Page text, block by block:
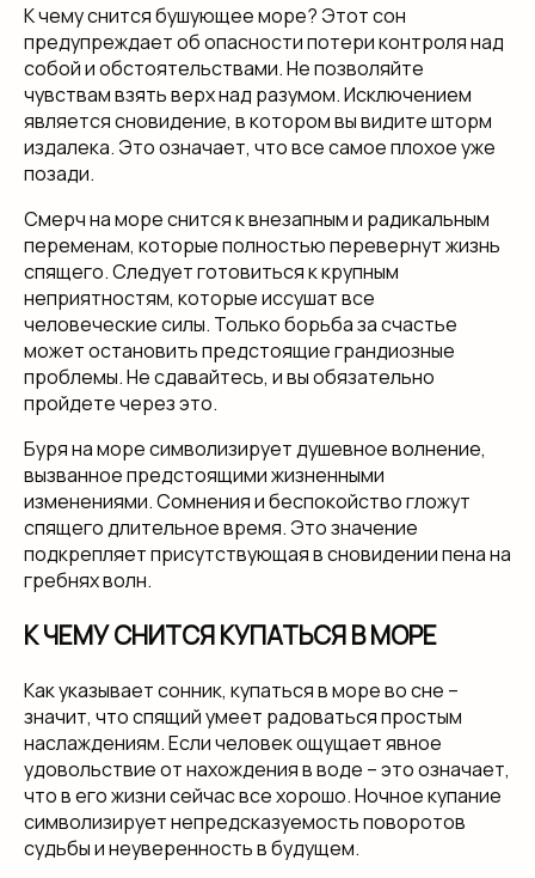
К чему снится бушующее море? Этот сон
предупреждает об опасности потери контроля над
собой и обстоятельствами. Не позволяйте
чувствам взять верх над разумом. Исключением
является сновидение, в котором вы видите шторм
издалека. Это означает, что все самое плохое уже
позади.
Смерч на море снится к внезапным и радикальным
переменам, которые полностью перевернут жизнь
спящего. Следует готовиться к крупным
неприятностям, которые иссушат все
человеческие силы. Только борьба за счастье
может остановить предстоящие грандиозные
проблемы. Не сдавайтесь, и вы обязательно
пройдете через это.
Буря на море символизирует душевное волнение,
вызванное предстоящими жизненными
изменениями. Сомнения и беспокойство гложут
спящего длительное время. Это значение
подкрепляет присутствующая в сновидении пена на
гребнях волн.
К ЧЕМУ СНИТСЯ КУПАТЬСЯ В МОРЕ
Как указывает сонник, купаться в море во сне –
значит, что спящий умеет радоваться простым
наслаждениям. Если человек ощущает явное
удовольствие от нахождения в воде – это означает,
что в его жизни сейчас все хорошо. Ночное купание
символизирует непредсказуемость поворотов
судьбы и неуверенность в будущем.